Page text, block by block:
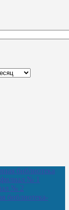
библиотека
филиал № 1
№ 2
библиотека-